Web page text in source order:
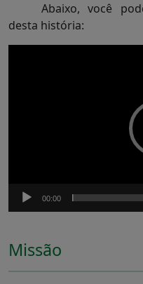
Abaixo, você
desta história:
00:00
Missão